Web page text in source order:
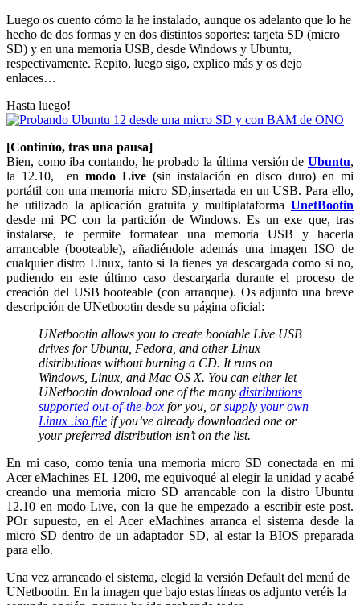
Luego os cuento cómo la he instalado, aunque os adelanto que lo he
hecho de dos formas y en dos distintos soportes: tarjeta SD (micro
SD) y en una memoria USB, desde Windows y Ubuntu,
respectivamente. Repito, luego sigo, explico más y os dejo
enlaces…
Hasta luego!
[Continúo, tras una pausa]
Bien, como iba contando, he probado la última versión de Ubuntu,
la 12.10, en modo Live(sin instalación en disco duro) en mi
portátil con una memoria micro SD,insertada en un USB. Para ello,
he utilizado la aplicación gratuita y multiplataforma UnetBootin
desde mi PC con la partición de Windows. Es un exe que, tras
instalarse, te permite formatear una memoria USB y hacerla
arrancable (booteable), añadiéndole además una imagen ISO de
cualquier distro Linux, tanto si la tienes ya descargada como si no,
pudiendo en este último caso descargarla durante el proceso de
creación del USB booteable (con arranque). Os adjunto una breve
descripción de UNetbootin desde su página oficial:
UNetbootin allows you to create bootable Live USB
drives for Ubuntu, Fedora, and other Linux
distributions without burning a CD. It runs on
Windows, Linux, and Mac OS X. You can either let
UNetbootin download one of the many distributions
supported out-of-the-box for you, orsupply your own
Linux .iso file if you’ve already downloaded one or
your preferred distribution isn’t on the list.
En mi caso, como tenía una memoria micro SD conectada en mi
Acer eMachines EL 1200, me equivoqué al elegir la unidad y acabé
creando una memoria micro SD arrancable con la distro Ubuntu
12.10 en modo Live, con la que he empezado a escribir este post.
POr supuesto, en el Acer eMachines arranca el sistema desde la
micro SD dentro de un adaptador SD, al estar la BIOS preparada
para ello.
Una vez arrancado el sistema, elegid la versión Default del menú de
UNetbootin. En la imagen que bajo estas líneas os adjunto veréis la